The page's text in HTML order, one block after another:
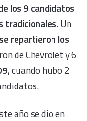
los 9 candidatos
tradicionales. Un
se repartieron los
de Chevrolet y 6
, cuando hubo 2
año se dio en